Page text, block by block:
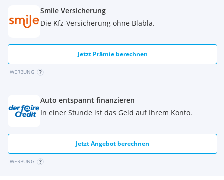
Smile Versicherung
Die Kfz-Versicherung ohne Blabla.
Jetzt Prämie berechnen
WERBUNG
Auto entspannt finanzieren
In einer Stunde ist das Geld auf Ihrem Konto.
Jetzt Angebot berechnen
WERBUNG